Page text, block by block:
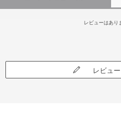
レビューはあり
レビュ